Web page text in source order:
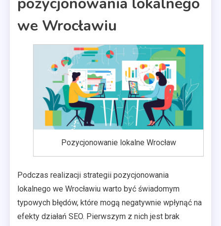
we Wrocławiu
Pozycjonowanie lokalne Wrocław
Podczas realizacji strategii pozycjonowania
lokalnego we Wrocławiu warto być świadomym
typowych błędów, które mogą negatywnie wpłynąć na
efekty działań SEO. Pierwszym z nich jest brak